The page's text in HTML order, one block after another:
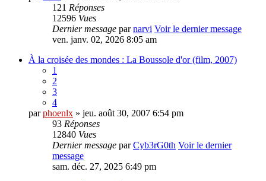
121 Réponses
12596 Vues
Dernier message parnarvi Voir le dernier message
ven. janv. 02, 2026 8:05 am
À la croisée des mondes : La Boussole d'or (film, 2007)
1
2
3
4
parphoenlx » jeu. août 30, 2007 6:54 pm
93 Réponses
12840 Vues
Dernier message parCyb3rG0th Voir le dernier
message
sam. déc. 27, 2025 6:49 pm